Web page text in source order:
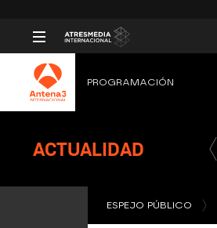
PROGRAMACIÓN
ACTUALIDAD
ESPEJO PÚBLICO